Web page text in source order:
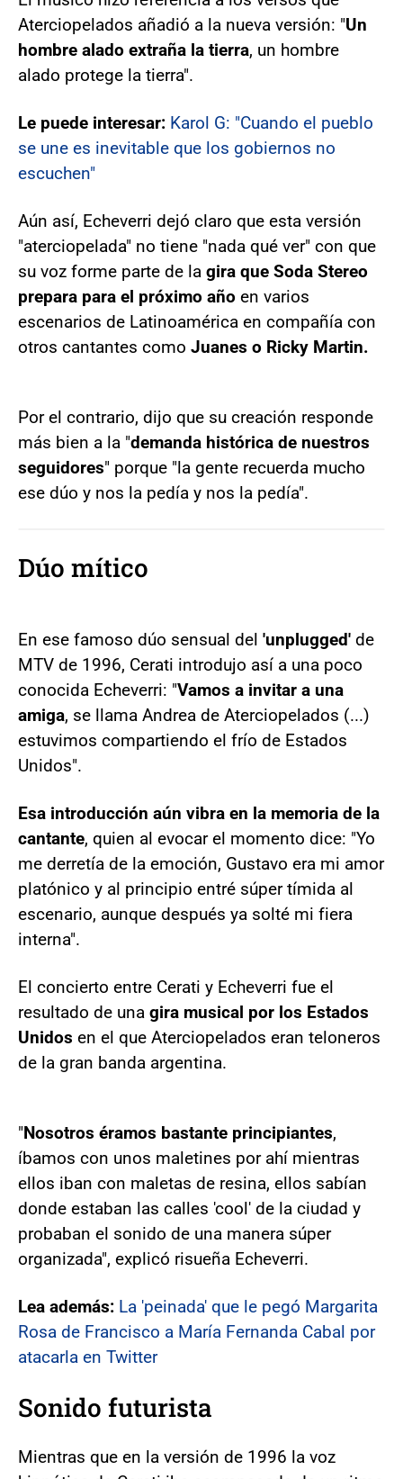
Aterciopelados añadió a la nueva versión: "Un
hombre alado extraña la tierra, un hombre
alado protege la tierra".
Le puede interesar: Karol G: "Cuando el pueblo
se une es inevitable que los gobiernos no
escuchen"
Aún así, Echeverri dejó claro que esta versión
"aterciopelada" no tiene "nada qué ver" con que
su voz forme parte de la gira que Soda Stereo
prepara para el próximo año en varios
escenarios de Latinoamérica en compañía con
otros cantantes como Juanes o Ricky Martin.
Por el contrario, dijo que su creación responde
más bien a la "demanda histórica de nuestros
seguidores" porque "la gente recuerda mucho
ese dúo y nos la pedía y nos la pedía".
Dúo mítico
En ese famoso dúo sensual del 'unplugged' de
MTV de 1996, Cerati introdujo así a una poco
conocida Echeverri: "Vamos a invitar a una
amiga, se llama Andrea de Aterciopelados (...)
estuvimos compartiendo el frío de Estados
Unidos".
Esa introducción aún vibra en la memoria de la
cantante, quien al evocar el momento dice: "Yo
me derretía de la emoción, Gustavo era mi amor
platónico y al principio entré súper tímida al
escenario, aunque después ya solté mi fiera
interna".
El concierto entre Cerati y Echeverri fue el
resultado de una gira musical por los Estados
Unidos en el que Aterciopelados eran teloneros
de la gran banda argentina.
"Nosotros éramos bastante principiantes,
íbamos con unos maletines por ahí mientras
ellos iban con maletas de resina, ellos sabían
donde estaban las calles 'cool' de la ciudad y
probaban el sonido de una manera súper
organizada", explicó risueña Echeverri.
Lea además: La 'peinada' que le pegó Margarita
Rosa de Francisco a María Fernanda Cabal por
atacarla en Twitter
Sonido futurista
Mientras que en la versión de 1996 la voz